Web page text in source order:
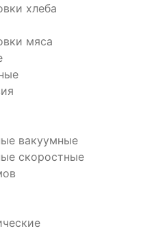
хлеба
мяса
вакуумные
скоростные